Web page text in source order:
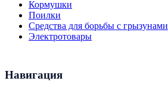
Кормушки
Поилки
Средства для борьбы с грызунами
Электротовары
Навигация